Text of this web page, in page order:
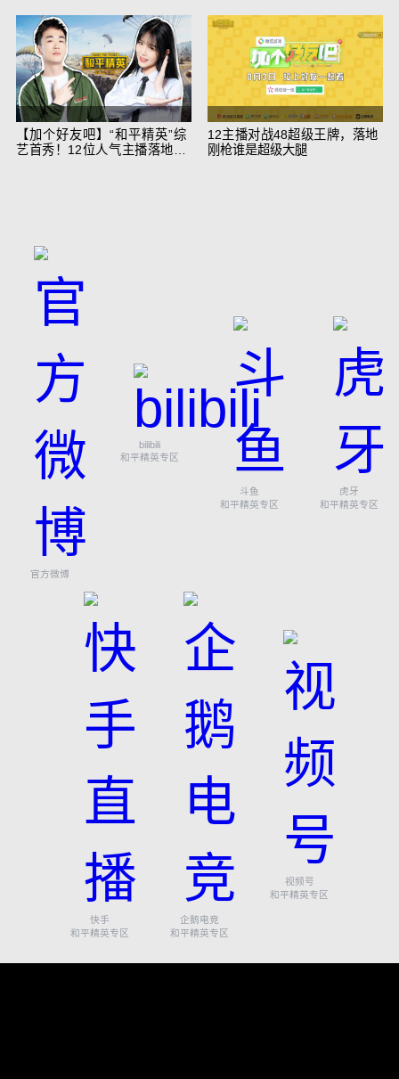
【加个好友吧】“和平精英”综
艺首秀！12位人气主播落地刚
12主播对战48超级王牌，落地
刚枪谁是超级大腿
官方微博
bilibili
和平精英专区
斗鱼
和平精英专区
虎牙
和平精英专区
快手
和平精英专区
企鹅电竞
和平精英专区
视频号
和平精英专区